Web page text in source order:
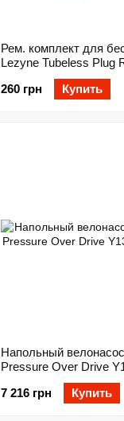
Рем. комплект для
Lezyne Tubeless Plug
Y13 Черный
260 грн
Купить
Напольный
Pressure Over Drive
7 216 грн
Купить